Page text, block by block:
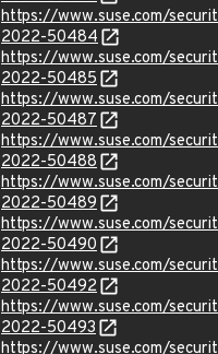
https://www.suse.com/
2022-50484
https://www.suse.com/
2022-50485
https://www.suse.com/
2022-50487
https://www.suse.com/
2022-50488
https://www.suse.com/
2022-50489
https://www.suse.com/
2022-50490
https://www.suse.com/
2022-50492
https://www.suse.com/
2022-50493
https://www.suse.com/